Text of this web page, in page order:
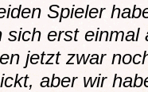
Spieler
erst einmal
jetzt zwar
aber wir